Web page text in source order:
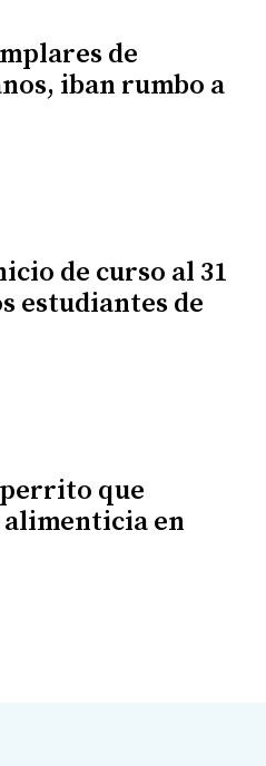
de
iban rumbo a
de curso al 31
estudiantes de
que
en